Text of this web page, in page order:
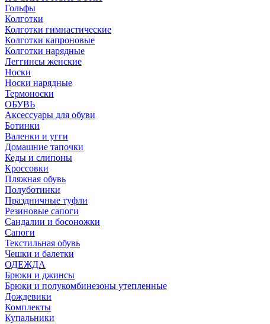
Гольфы
Колготки
Колготки гимнастические
Колготки капроновые
Колготки нарядные
Леггинсы женские
Носки
Носки нарядные
Термоноски
ОБУВЬ
Аксессуары для обуви
Ботинки
Валенки и угги
Домашние тапочки
Кеды и слипоны
Кроссовки
Пляжная обувь
Полуботинки
Праздничные туфли
Резиновые сапоги
Сандалии и босоножки
Сапоги
Текстильная обувь
Чешки и балетки
ОДЕЖДА
Брюки и джинсы
Брюки и полукомбинезоны утепленные
Дождевики
Комплекты
Купальники